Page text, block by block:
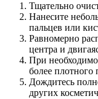
Тщательно
Нанесите
пальцев или
Равномерно
центра и
При
более плотного
Дождитесь
других